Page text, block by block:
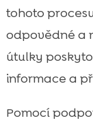
tohoto
odpovědné a
útulky
informace a
Pomocí